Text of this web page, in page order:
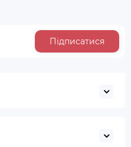
Підписатися